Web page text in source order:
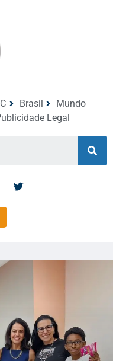
Brasil
Mundo
Legal